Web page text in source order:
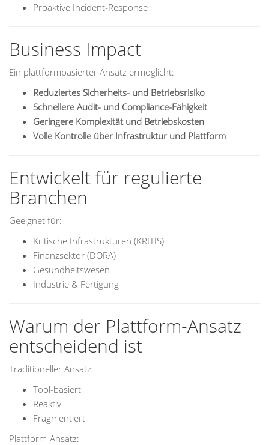
Proaktive Incident-Response
Business Impact
Ein plattformbasierter Ansatz ermöglicht:
Reduziertes Sicherheits- und Betriebsrisiko
Schnellere Audit- und Compliance-Fähigkeit
Geringere Komplexität und Betriebskosten
Volle Kontrolle über Infrastruktur und Plattform
Entwickelt für regulierte
Branchen
Geeignet für:
Kritische Infrastrukturen (KRITIS)
Finanzsektor (DORA)
Gesundheitswesen
Industrie & Fertigung
Warum der Plattform-Ansatz
entscheidend ist
Traditioneller Ansatz:
Tool-basiert
Reaktiv
Fragmentiert
Plattform-Ansatz: